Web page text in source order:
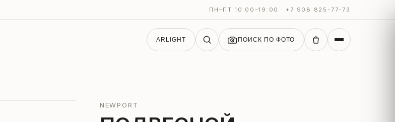
ПН–ПТ 10:00–19:00 · +7 908 825-77-73
ARLIGHT ПОИСК ПО ФОТО
NEWPORT